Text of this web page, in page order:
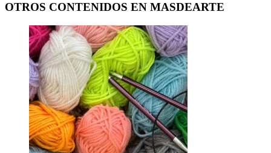
OTROS CONTENIDOS EN MASDEARTE